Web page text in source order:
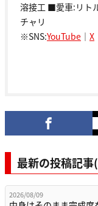
溶接工 ■愛車:リト
チャリ
※SNS:YouTube ｜ X
最新の投稿記事
2026/08/09